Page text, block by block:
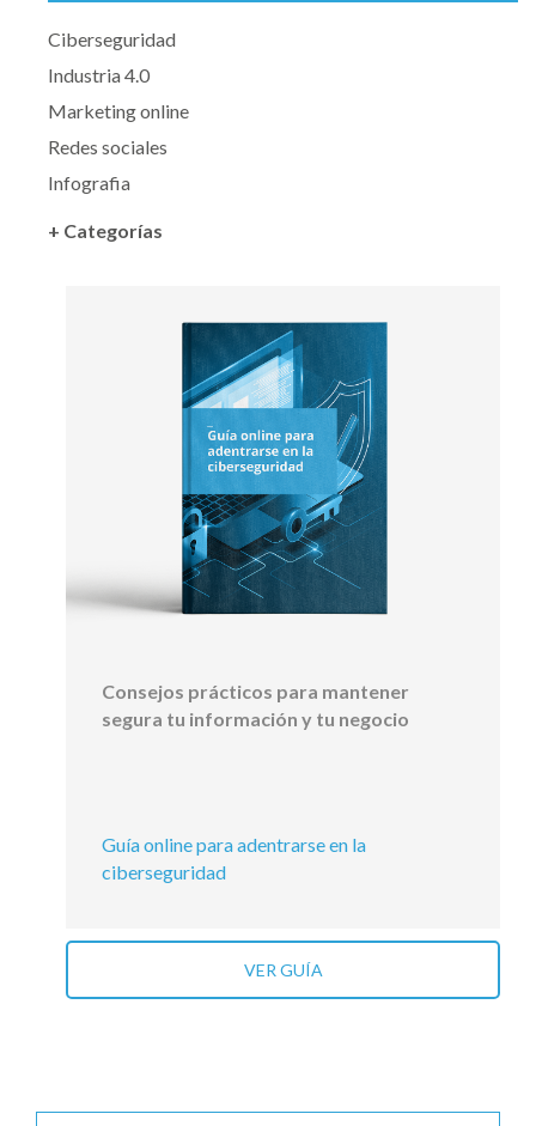
Ciberseguridad
Industria 4.0
Marketing online
Redes sociales
Infografia
+ Categorías
Consejos prácticos para mantener
segura tu información y tu negocio
Guía online para adentrarse en la
ciberseguridad
VER GUÍA